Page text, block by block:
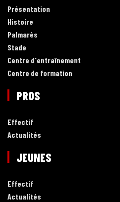
Présentation
Histoire
Palmarès
Stade
Centre d'entraînement
Centre de formation
PROS
Effectif
Actualités
JEUNES
Effectif
Actualités